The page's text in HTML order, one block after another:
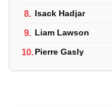
8. Isack Hadjar
9. Liam Lawson
10.Pierre Gasly